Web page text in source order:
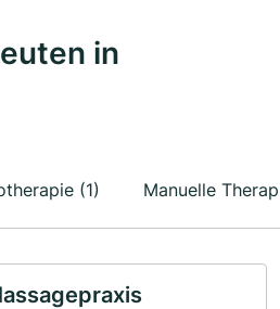
in
(1) Manuelle